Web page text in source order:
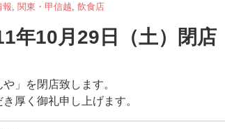
報 関東・甲信越 飲食店
年10月29日（土）閉店
」を閉店致します。
厚く御礼申し上げます。